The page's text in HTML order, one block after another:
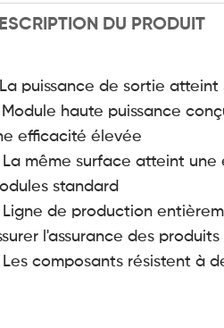
DU PRODUIT
La puissance de sortie
Module haute puissance
efficacité élevée
La même surface atteint
standard
Ligne de production
l'assurance des produits
Les composants résistent à